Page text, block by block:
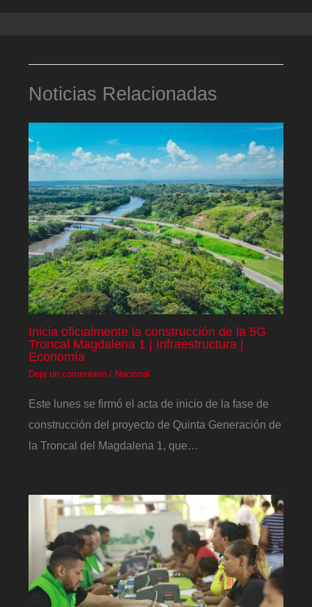
Noticias Relacionadas
Inicia oficialmente la construcción de la 5G
Troncal Magdalena 1 | Infraestructura |
Economía
Deja un comentario / Nacional
Este lunes se firmó el acta de inicio de la fase de
construcción del proyecto de Quinta Generación de
la Troncal del Magdalena 1, que…